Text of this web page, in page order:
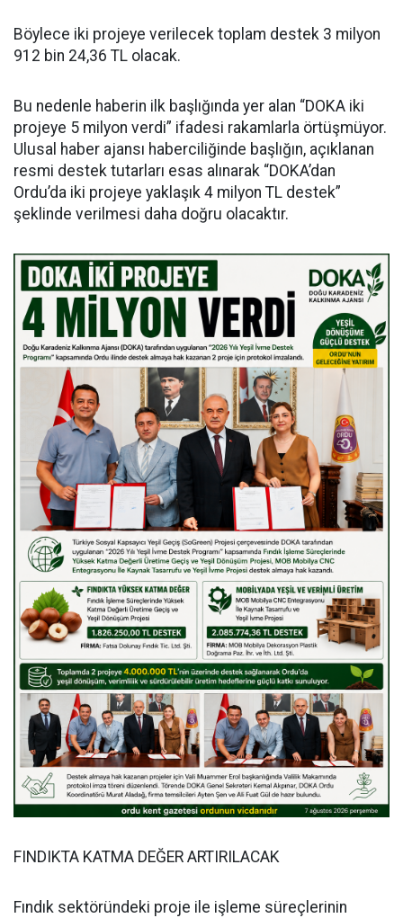
Böylece iki projeye verilecek toplam destek 3 milyon
912 bin 24,36 TL olacak.
Bu nedenle haberin ilk başlığında yer alan “DOKA iki
projeye 5 milyon verdi” ifadesi rakamlarla örtüşmüyor.
Ulusal haber ajansı haberciliğinde başlığın, açıklanan
resmi destek tutarları esas alınarak “DOKA’dan
Ordu’da iki projeye yaklaşık 4 milyon TL destek”
şeklinde verilmesi daha doğru olacaktır.
FINDIKTA KATMA DEĞER ARTIRILACAK
Fındık sektöründeki proje ile işleme süreçlerinin